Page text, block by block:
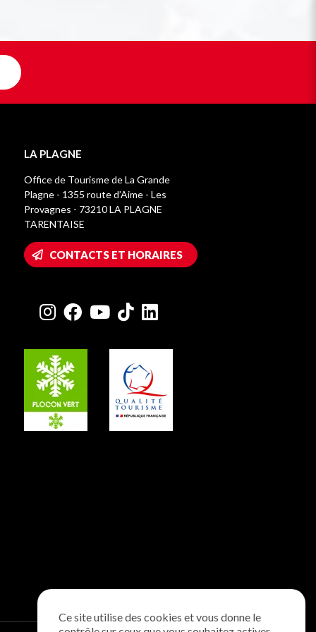
LA PLAGNE
Office de Tourisme de La Grande
Plagne - 1355 route d’Aime - Les
Provagnes - 73210 LA PLAGNE
TARENTAISE
CONTACTS ET HORAIRES
Ce site utilise des cookies et vous donne le